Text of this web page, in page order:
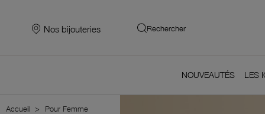
Nos bijouteries Rechercher
NOUVEAUTÉS LES
Accueil Pour Femme